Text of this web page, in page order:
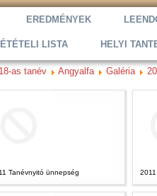
EREDMÉNYEK
LISTA HELYI
as tanév Angyalfa Galéria
Tanévnyitó ünnepség